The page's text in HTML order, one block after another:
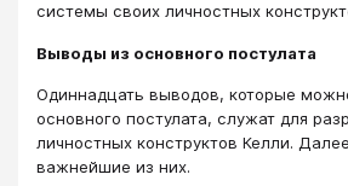
системы своих личностных
Выводы из основного постулата
Одиннадцать выводов, которые
основного постулата, служат для
личностных конструктов Келли.
важнейшие из них.